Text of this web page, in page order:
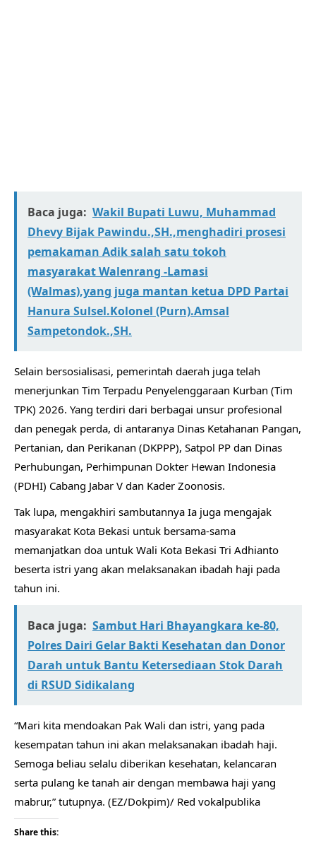
Baca juga: Wakil Bupati Luwu, Muhammad
Dhevy Bijak Pawindu.,SH.,menghadiri prosesi
pemakaman Adik salah satu tokoh
masyarakat Walenrang -Lamasi
(Walmas),yang juga mantan ketua DPD Partai
Hanura Sulsel.Kolonel (Purn).Amsal
Sampetondok.,SH.
Selain bersosialisasi, pemerintah daerah juga telah
menerjunkan Tim Terpadu Penyelenggaraan Kurban (Tim
TPK) 2026. Yang terdiri dari berbagai unsur profesional
dan penegak perda, di antaranya Dinas Ketahanan Pangan,
Pertanian, dan Perikanan (DKPPP), Satpol PP dan Dinas
Perhubungan, Perhimpunan Dokter Hewan Indonesia
(PDHI) Cabang Jabar V dan Kader Zoonosis.
Tak lupa, mengakhiri sambutannya Ia juga mengajak
masyarakat Kota Bekasi untuk bersama-sama
memanjatkan doa untuk Wali Kota Bekasi Tri Adhianto
beserta istri yang akan melaksanakan ibadah haji pada
tahun ini.
Baca juga: Sambut Hari Bhayangkara ke-80,
Polres Dairi Gelar Bakti Kesehatan dan Donor
Darah untuk Bantu Ketersediaan Stok Darah
di RSUD Sidikalang
“Mari kita mendoakan Pak Wali dan istri, yang pada
kesempatan tahun ini akan melaksanakan ibadah haji.
Semoga beliau selalu diberikan kesehatan, kelancaran
serta pulang ke tanah air dengan membawa haji yang
mabrur,” tutupnya. (EZ/Dokpim)/ Red vokalpublika
Share this: